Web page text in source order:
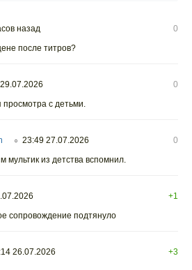
назад
0
после титров?
0
с детьми.
○ 23:49 27.07.2026
0
из детства вспомнил.
+1
сопровождение подтянуло
26.07.2026
+3